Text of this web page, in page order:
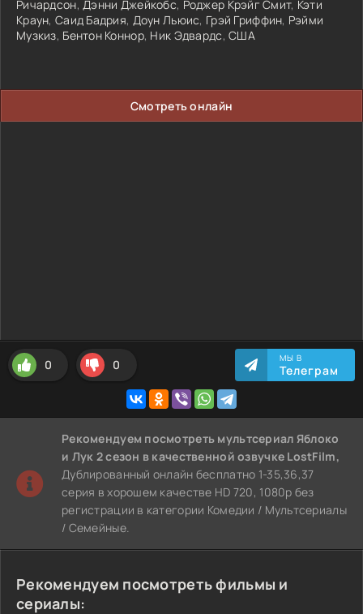
Ричардсон,Дэнни Джейкобс, Роджер Крэйг Смит, Кэти
Краун, Саид Бадрия, Доун Льюис, Грэй Гриффин, Рэйми
Музкиз, Бентон Коннор, Ник Эдвардс,США
Смотреть онлайн
0 0 МЫ В
Телеграм
Рекомендуем посмотреть мультсериал Яблоко
и Лук 2 сезон в качественной озвучке LostFilm,
Дублированный онлайн бесплатно 1-35,36,37
серия в хорошем качестве HD 720, 1080p без
регистрации в категории Комедии / Мультсериалы
/ Семейные.
Рекомендуем посмотреть фильмы и
сериалы: